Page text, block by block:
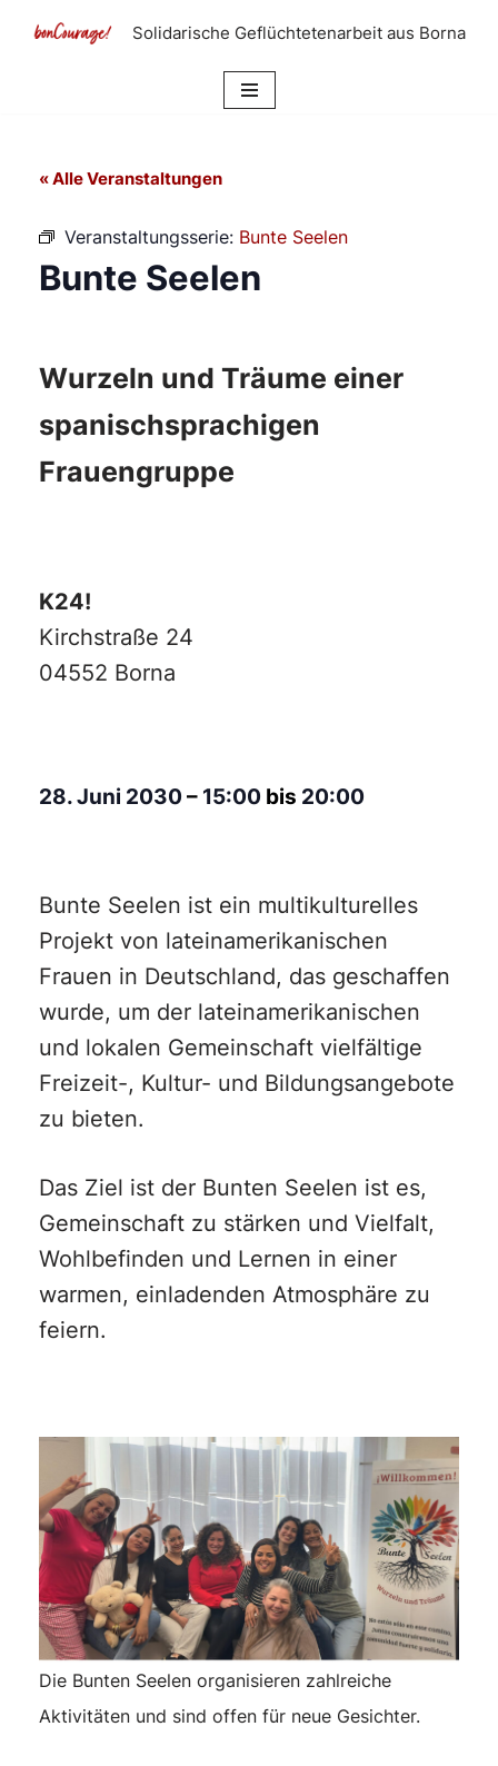
Solidarische Geflüchtetenarbeit aus Borna
« Alle Veranstaltungen
Veranstaltungsserie: Bunte Seelen
Bunte Seelen
Wurzeln und Träume einer
spanischsprachigen
Frauengruppe
K24!
Kirchstraße 24
04552 Borna
28. Juni 2030 – 15:00 bis 20:00
Bunte Seelen ist ein multikulturelles
Projekt von lateinamerikanischen
Frauen in Deutschland, das geschaffen
wurde, um der lateinamerikanischen
und lokalen Gemeinschaft vielfältige
Freizeit-, Kultur- und Bildungsangebote
zu bieten.
Das Ziel ist der Bunten Seelen ist es,
Gemeinschaft zu stärken und Vielfalt,
Wohlbefinden und Lernen in einer
warmen, einladenden Atmosphäre zu
feiern.
Die Bunten Seelen organisieren zahlreiche
Aktivitäten und sind offen für neue Gesichter.